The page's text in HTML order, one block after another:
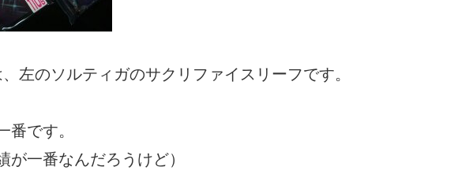
左のソルティガのサクリファイスリーフです。
番です。
が一番なんだろうけど）